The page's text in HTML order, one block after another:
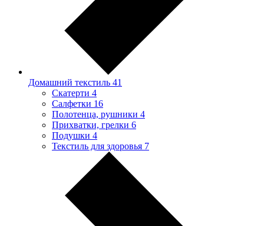
Домашний текстиль 41
Скатерти 4
Салфетки 16
Полотенца, рушники 4
Прихватки, грелки 6
Подушки 4
Текстиль для здоровья 7